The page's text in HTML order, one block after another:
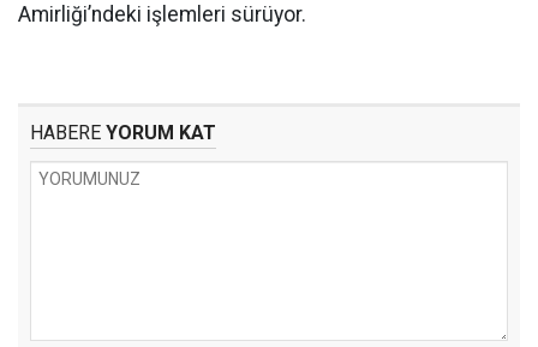
Amirliği’ndeki işlemleri sürüyor.
HABERE YORUM KAT